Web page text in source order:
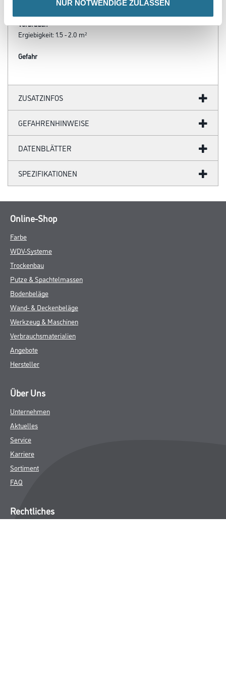
NUR NOTWENDIGE ZULASSEN
Verbrauch
Ergiebigkeit: 1.5 - 2.0 m²
Gefahr
ZUSATZINFOS
GEFAHRENHINWEISE
DATENBLÄTTER
SPEZIFIKATIONEN
Online-Shop
Farbe
WDV-Systeme
Trockenbau
Putze & Spachtelmassen
Bodenbeläge
Wand- & Deckenbeläge
Werkzeug & Maschinen
Verbrauchsmaterialien
Angebote
Hersteller
Über Uns
Unternehmen
Aktuelles
Service
Karriere
Sortiment
FAQ
Rechtliches